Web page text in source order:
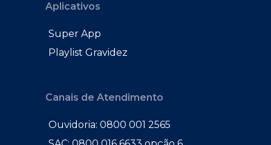
Aplicativos
Super App
Playlist Gravidez
Canais de Atendimento
Ouvidoria: 0800 001 2565